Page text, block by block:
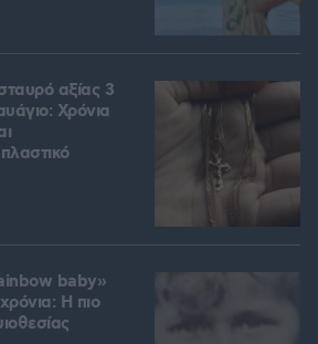
αξίας 3
Χρόνια
baby»
Η πιο